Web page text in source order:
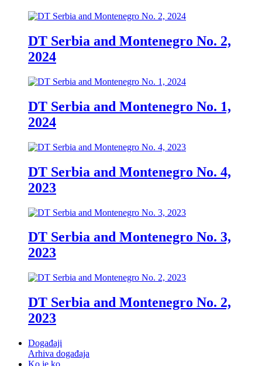
DT Serbia and Montenegro No. 2,
2024
DT Serbia and Montenegro No. 1,
2024
DT Serbia and Montenegro No. 4,
2023
DT Serbia and Montenegro No. 3,
2023
DT Serbia and Montenegro No. 2,
2023
Događaji
Arhiva događaja